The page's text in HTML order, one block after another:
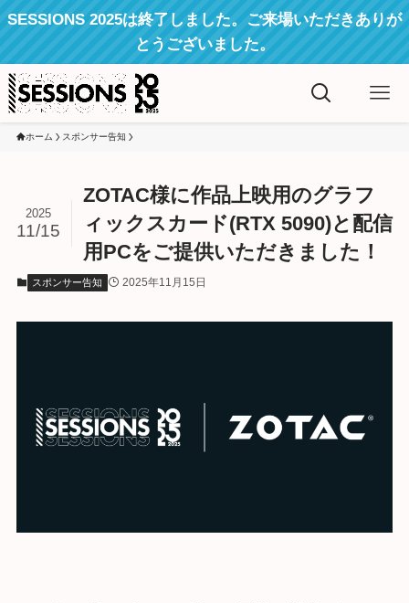
SESSIONS 2025は終了しました。ご来場いただきありが
とうございました。
ホーム スポンサー告知
ZOTAC様に作品上映用のグラフ
ィックスカード(RTX 5090)と配信
用PCをご提供いただきました！
2025
11/15
スポンサー告知 2025年11月15日